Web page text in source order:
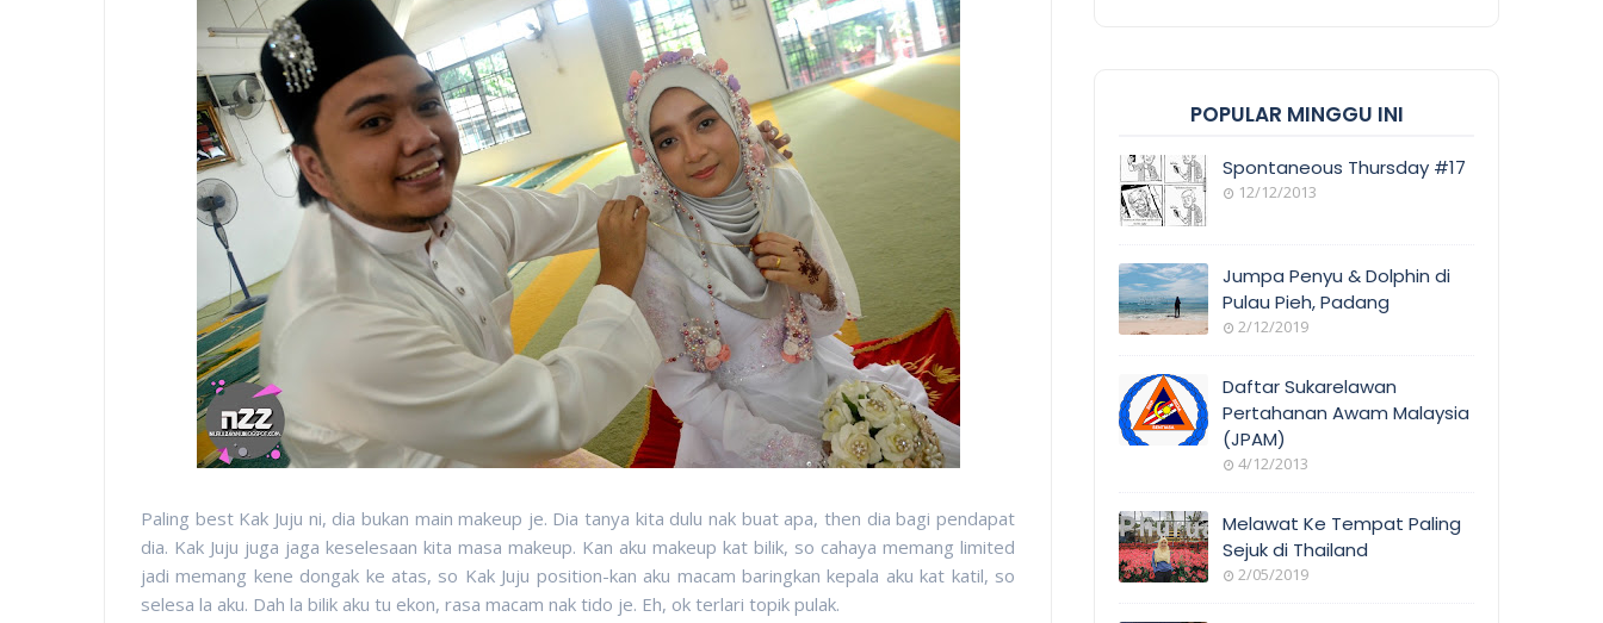
Paling best Kak Juju ni, dia bukan main makeup je. Dia tanya kita dulu nak buat apa, then dia bagi pendapat
dia. Kak Juju juga jaga keselesaan kita masa makeup. Kan aku makeup kat bilik, so cahaya memang limited
jadi memang kene dongak ke atas, so Kak Juju position-kan aku macam baringkan kepala aku kat katil, so
selesa la aku. Dah la bilik aku tu ekon, rasa macam nak tido je. Eh, ok terlari topik pulak.
POPULAR MINGGU INI
Spontaneous Thursday #17
12/12/2013
Jumpa Penyu & Dolphin di
Pulau Pieh, Padang
2/12/2019
Daftar Sukarelawan
Pertahanan Awam Malaysia
(JPAM)
4/12/2013
Melawat Ke Tempat Paling
Sejuk di Thailand
2/05/2019